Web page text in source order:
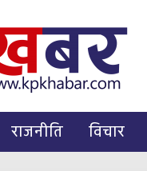
राजनीति विचार